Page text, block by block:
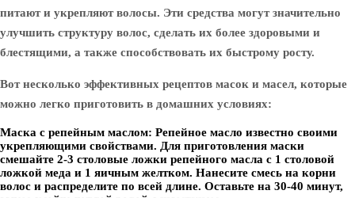
питают и укрепляют волосы. Эти средства могут значительно
улучшить структуру волос, сделать их более здоровыми и
блестящими, а также способствовать их быстрому росту.
Вот несколько эффективных рецептов масок и масел, которые
можно легко приготовить в домашних условиях:
Маска с репейным маслом: Репейное масло известно своими
укрепляющими свойствами. Для приготовления маски
смешайте 2-3 столовые ложки репейного масла с 1 столовой
ложкой меда и 1 яичным желтком. Нанесите смесь на корни
волос и распределите по всей длине. Оставьте на 30-40 минут,